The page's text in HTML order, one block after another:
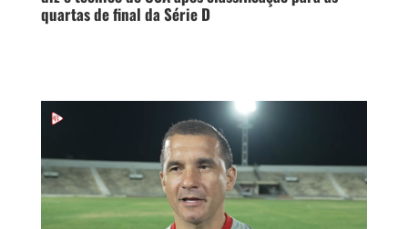
quartas de final da Série D